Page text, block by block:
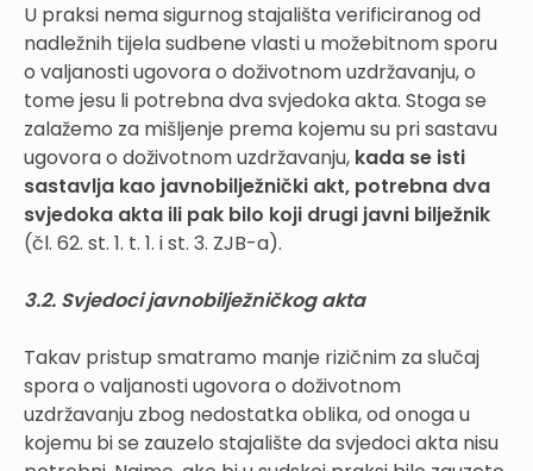
U praksi nema sigurnog stajališta verificiranog od
nadležnih tijela sudbene vlasti u možebitnom sporu
o valjanosti ugovora o doživotnom uzdržavanju, o
tome jesu li potrebna dva svjedoka akta. Stoga se
zalažemo za mišljenje prema kojemu su pri sastavu
ugovora o doživotnom uzdržavanju, kada se isti
sastavlja kao javnobilježnički akt, potrebna dva
svjedoka akta ili pak bilo koji drugi javni bilježnik
(čl. 62. st. 1. t. 1. i st. 3. ZJB-a).
3.2. Svjedoci javnobilježničkog akta
Takav pristup smatramo manje rizičnim za slučaj
spora o valjanosti ugovora o doživotnom
uzdržavanju zbog nedostatka oblika, od onoga u
kojemu bi se zauzelo stajalište da svjedoci akta nisu